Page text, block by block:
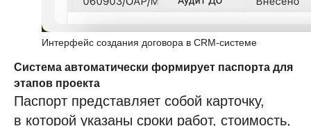
Интерфейс создания договора в CRM-системе
Система автоматически формирует паспорта для
этапов проекта
Паспорт представляет собой карточку,
в которой указаны сроки работ, стоимость,